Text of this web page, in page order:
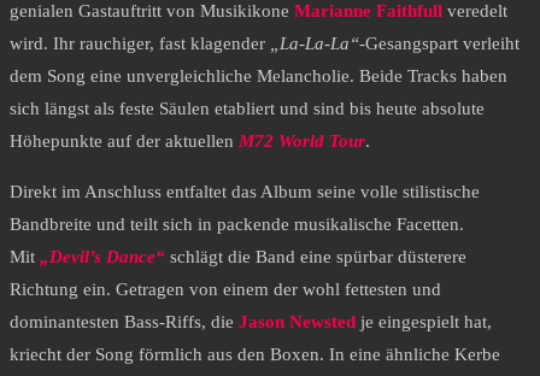
genialen Gastauftritt von Musikikone Marianne Faithfull veredelt
wird. Ihr rauchiger, fast klagender „La-La-La“-Gesangspart verleiht
dem Song eine unvergleichliche Melancholie. Beide Tracks haben
sich längst als feste Säulen etabliert und sind bis heute absolute
Höhepunkte auf der aktuellen M72 World Tour.
Direkt im Anschluss entfaltet das Album seine volle stilistische
Bandbreite und teilt sich in packende musikalische Facetten.
Mit „Devil’s Dance“ schlägt die Band eine spürbar düsterere
Richtung ein. Getragen von einem der wohl fettesten und
dominantesten Bass-Riffs, die Jason Newsted je eingespielt hat,
kriecht der Song förmlich aus den Boxen. In eine ähnliche Kerbe